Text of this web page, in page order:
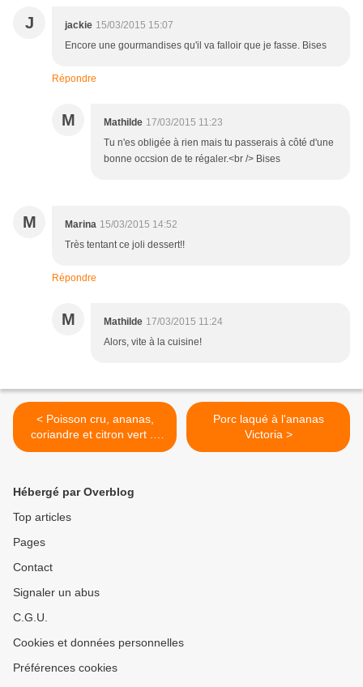
J jackie 15/03/2015 15:07
Encore une gourmandises qu'il va falloir que je fasse. Bises
Répondre
M Mathilde 17/03/2015 11:23
Tu n'es obligée à rien mais tu passerais à côté d'une
bonne occsion de te régaler.<br /> Bises
M Marina 15/03/2015 14:52
Très tentant ce joli dessert!!
Répondre
M Mathilde 17/03/2015 11:24
Alors, vite à la cuisine!
< Poisson cru, ananas,
coriandre et citron vert ...
comme à Tahiti
Porc laqué à l'ananas
Victoria >
Hébergé par Overblog
Top articles
Pages
Contact
Signaler un abus
C.G.U.
Cookies et données personnelles
Préférences cookies